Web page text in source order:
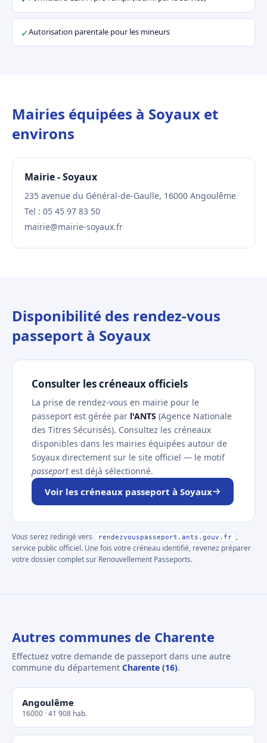
✓Autorisation parentale pour les mineurs
Mairies équipées à Soyaux et
environs
Mairie - Soyaux
235 avenue du Général-de-Gaulle, 16000 Angoulême
Tel : 05 45 97 83 50
mairie@mairie-soyaux.fr
Disponibilité des rendez-vous
passeport à Soyaux
Consulter les créneaux officiels
La prise de rendez-vous en mairie pour le
passeport est gérée par l'ANTS (Agence Nationale
des Titres Sécurisés). Consultez les créneaux
disponibles dans les mairies équipées autour de
Soyaux directement sur le site officiel — le motif
passeport est déjà sélectionné.
Voir les créneaux passeport à Soyaux
Vous serez redirigé vers rendezvouspasseport.ants.gouv.fr
,
service public officiel. Une fois votre créneau identifié, revenez préparer
votre dossier complet sur Renouvellement Passeports.
Autres communes de Charente
Effectuez votre demande de passeport dans une autre
commune du département Charente (16).
Angoulême
16000 · 41 908 hab.